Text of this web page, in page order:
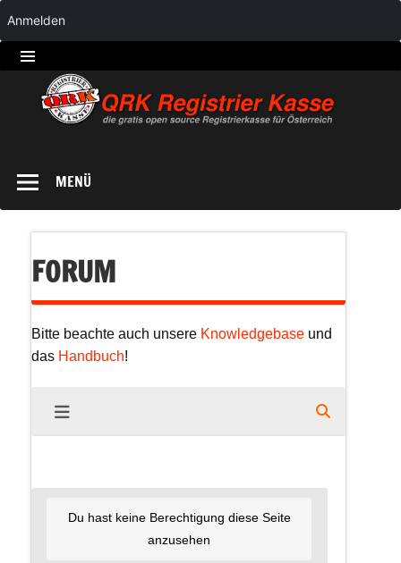
QRK
MENÜ
FORUM
Bitte beachte auch unsere Knowledgebase und
das Handbuch!
Du hast keine Berechtigung diese Seite
anzusehen
Anmelden